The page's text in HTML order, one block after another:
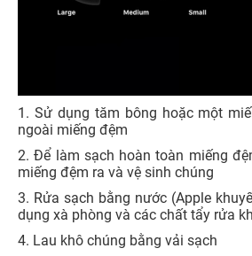
1. Sử dụng tăm bông hoặc một
ngoài miếng đệm
2. Để làm sạch hoàn toàn miếng
miếng đệm ra và vệ sinh chúng
3. Rửa sạch bằng nước (Apple
dụng xà phòng và các chất tẩy rửa
4. Lau khô chúng bằng vải sạch